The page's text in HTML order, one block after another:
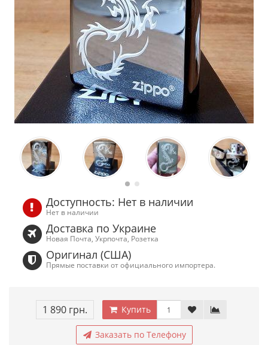
Доступность: Нет в наличии
Нет в наличии
Доставка по Украине
Новая Почта, Укрпочта, Розетка
Оригинал (США)
Прямые поставки от официального импортера.
1 890 грн. Купить
Заказать по Телефону